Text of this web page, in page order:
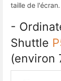
taille de l'écran.
-
Shuttle
(environ